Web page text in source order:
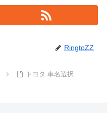
RingtoZZ
トヨタ 車名選択